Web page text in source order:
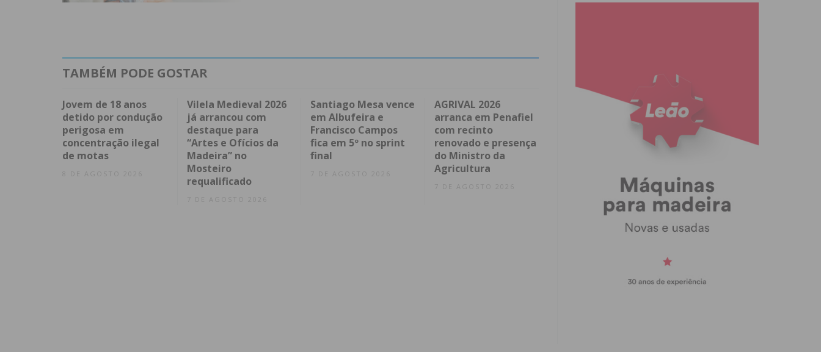
TAMBÉM PODE GOSTAR
Jovem de 18 anos
detido por condução
perigosa em
concentração ilegal
de motas
8 DE AGOSTO 2026
Vilela Medieval 2026
já arrancou com
destaque para
“Artes e Ofícios da
Madeira” no
Mosteiro
requalificado
7 DE AGOSTO 2026
Santiago Mesa vence
em Albufeira e
Francisco Campos
fica em 5º no sprint
final
7 DE AGOSTO 2026
AGRIVAL 2026
arranca em Penafiel
com recinto
renovado e presença
do Ministro da
Agricultura
7 DE AGOSTO 2026